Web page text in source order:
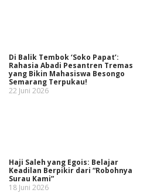
Di Balik Tembok ‘Soko Papat’:
Rahasia Abadi Pesantren Tremas
yang Bikin Mahasiswa Besongo
Semarang Terpukau!
22 Juni 2026
Haji Saleh yang Egois: Belajar
Keadilan Berpikir dari “Robohnya
Surau Kami”
18 Juni 2026